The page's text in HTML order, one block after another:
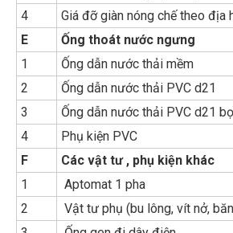
4
Giá đỡ giàn nóng chế theo địa
E
Ống thoát nước ngưng
1
Ống dẫn nước thải mềm
2
Ống dẫn nước thải PVC d21
3
Ống dẫn nước thải PVC d21
4
Phụ kiện PVC
F
Các vật tư , phụ kiện khác
1
Aptomat 1 pha
2
Vật tư phụ (bu lông, vít nở,